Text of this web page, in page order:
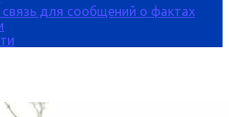
для сообщений о фактах